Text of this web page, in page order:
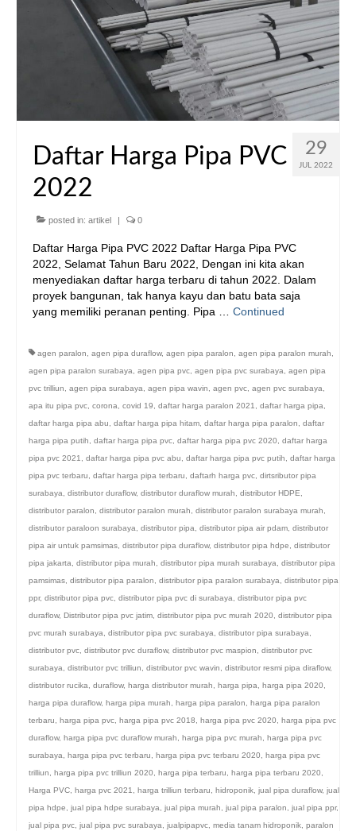
29
JUL 2022
Daftar Harga Pipa PVC
2022
posted in: artikel | 0
Daftar Harga Pipa PVC 2022 Daftar Harga Pipa PVC
2022, Selamat Tahun Baru 2022, Dengan ini kita akan
menyediakan daftar harga terbaru di tahun 2022. Dalam
proyek bangunan, tak hanya kayu dan batu bata saja
yang memiliki peranan penting. Pipa … Continued
agen paralon agen pipa duraflow, agen pipa paralon agen pipa paralon murah
agen pipa paralon surabaya
agen pipa pvc agen pipa pvc surabaya
agen pipa
pvc trilliun
agen pipa surabaya agen pipa wavin agen pvc agen pvc surabaya
apa itu pipa pvc corona covid 19 daftar harga paralon 2021 daftar harga pipa
daftar harga pipa abu
daftar harga pipa hitam daftar harga pipa paralon
daftar
harga pipa putih
daftar harga pipa pvc daftar harga pipa pvc 2020
daftar harga
pipa pvc 2021
daftar harga pipa pvc abu daftar harga pipa pvc putih
daftar harga
pipa pvc terbaru
daftar harga pipa terbaru daftarh harga pvc dirtsributor pipa
surabaya
distributor duraflow, distributor duraflow murah distributor HDPE
distributor paralon
distributor paralon murah distributor paralon surabaya murah
distributor paraloon surabaya
distributor pipa distributor pipa air pdam distributor
pipa air untuk pamsimas distributor pipa duraflow, distributor pipa hdpe
distributor
pipa jakarta
distributor pipa murah distributor pipa murah surabaya
distributor pipa
pamsimas distributor pipa paralon distributor pipa paralon surabaya
distributor pipa
ppr, distributor pipa pvc distributor pipa pvc di surabaya
distributor pipa pvc
duraflow, Distributor pipa pvc jatim distributor pipa pvc murah 2020
distributor pipa
pvc murah surabaya
distributor pipa pvc surabaya distributor pipa surabaya
distributor pvc distributor pvc duraflow, distributor pvc maspion
distributor pvc
surabaya
distributor pvc trilliun distributor pvc wavin distributor resmi pipa diraflow,
distributor rucika
duraflow, harga distributor murah harga pipa harga pipa 2020
harga pipa duraflow, harga pipa murah harga pipa paralon
harga pipa paralon
terbaru
harga pipa pvc harga pipa pvc 2018 harga pipa pvc 2020
harga pipa pvc
duraflow, harga pipa pvc duraflow murah harga pipa pvc murah
harga pipa pvc
surabaya
harga pipa pvc terbaru harga pipa pvc terbaru 2020
harga pipa pvc
trilliun
harga pipa pvc trilliun 2020 harga pipa terbaru harga pipa terbaru 2020
Harga PVC harga pvc 2021 harga trilliun terbaru hidroponik jual pipa duraflow, jual
pipa hdpe
jual pipa hdpe surabaya jual pipa murah jual pipa paralon jual pipa ppr,
jual pipa pvc jual pipa pvc surabaya jualpipapvc media tanam hidroponik paralon